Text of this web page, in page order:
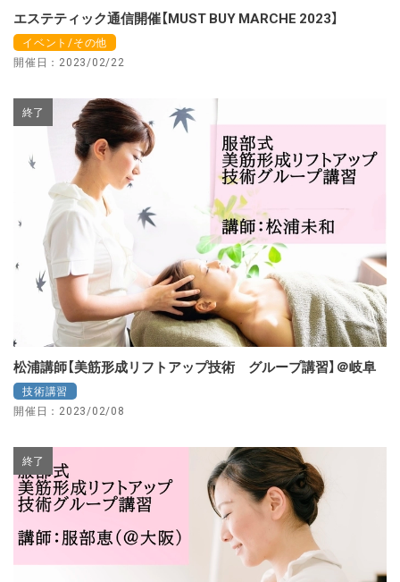
エステティック通信開催【MUST BUY MARCHE 2023】
イベント/その他
開催日：2023/02/22
終了
松浦講師【美筋形成リフトアップ技術 グループ講習】＠岐阜
技術講習
開催日：2023/02/08
終了